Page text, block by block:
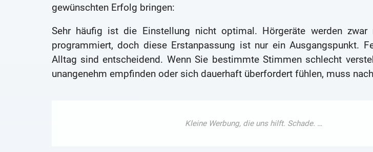
gewünschten Erfolg bringen:
Sehr häufig ist die Einstellung nicht optimal. Hörgeräte werden zwar
programmiert, doch diese Erstanpassung ist nur ein Ausgangspunkt.
Alltag sind entscheidend. Wenn Sie bestimmte Stimmen schlecht
unangenehm empfinden oder sich dauerhaft überfordert fühlen, muss